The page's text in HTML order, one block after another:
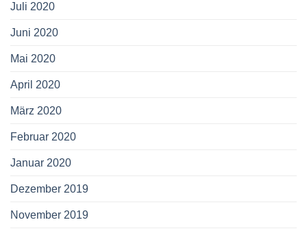
Juli 2020
Juni 2020
Mai 2020
April 2020
März 2020
Februar 2020
Januar 2020
Dezember 2019
November 2019